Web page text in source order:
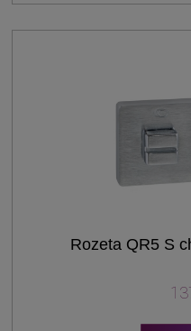
Rozeta QR5 S